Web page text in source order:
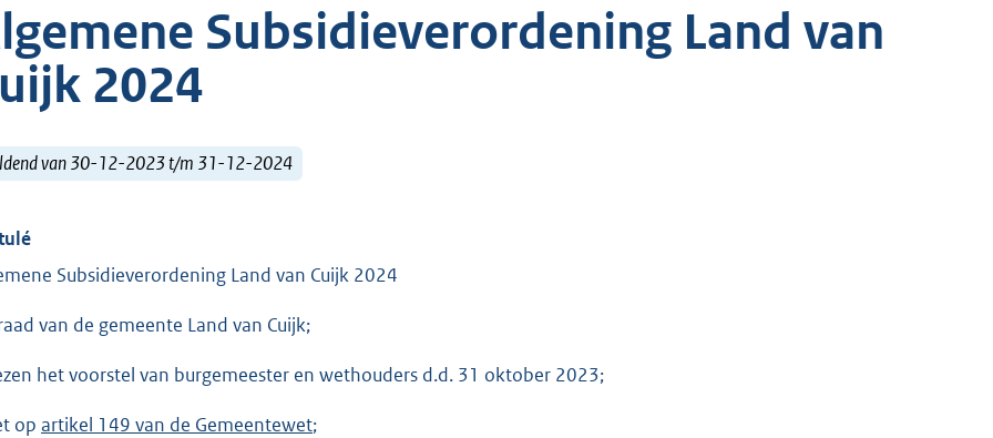
Subsidieverordening Land van
2024
van 30-12-2023 t/m 31-12-2024
Subsidieverordening Land van Cuijk 2024
van de gemeente Land van Cuijk;
het voorstel van burgemeester en wethouders d.d. 31 oktober 2023;
op artikel 149 van de Gemeentewet;